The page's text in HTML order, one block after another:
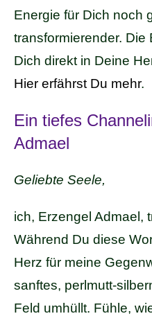
Energie für Dich noch
transformierender. Die
Dich direkt in Deine
Hier erfährst Du mehr.
Ein tiefes
Admael
Geliebte Seele,
ich, Erzengel Admael,
Während Du diese
Herz für meine
sanftes, perlmutt-
Feld umhüllt. Fühle,